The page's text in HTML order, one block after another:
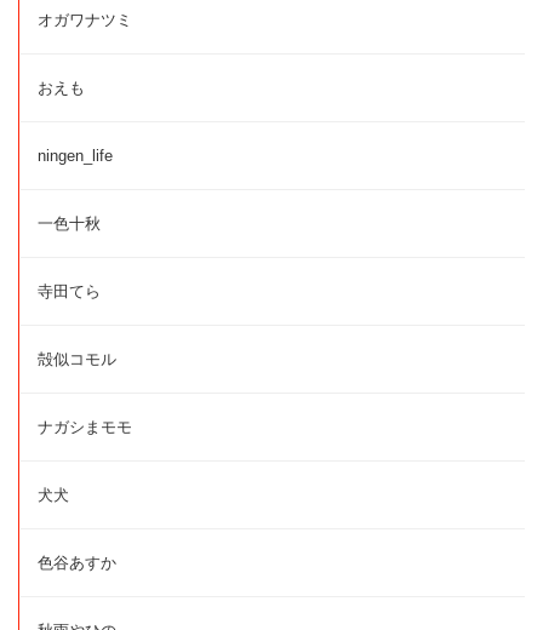
オガワナツミ
おえも
ningen_life
一色十秋
寺田てら
殻似コモル
ナガシまモモ
犬犬
色谷あすか